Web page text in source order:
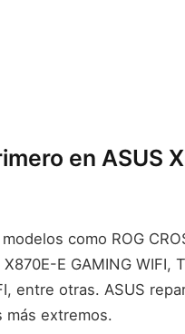
en ASUS
como ROG
E GAMING WIFI,
entre otras. ASUS
más extremos.